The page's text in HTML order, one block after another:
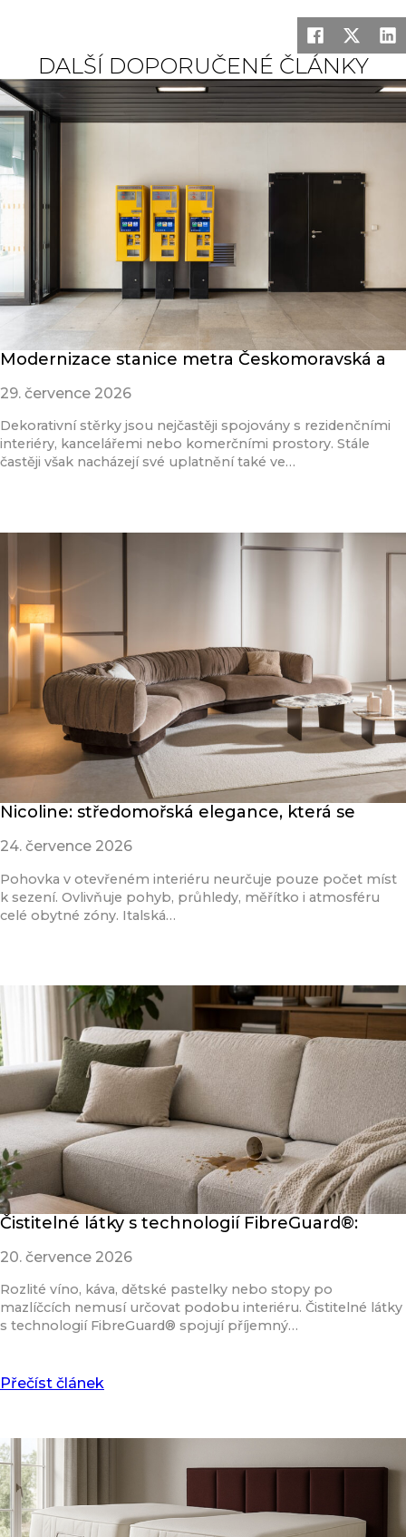
DALŠÍ DOPORUČENÉ ČLÁNKY
Modernizace stanice metra Českomoravská a
29. července 2026
Dekorativní stěrky jsou nejčastěji spojovány s rezidenčními
interiéry, kancelářemi nebo komerčními prostory. Stále
častěji však nacházejí své uplatnění také ve…
Nicoline: středomořská elegance, která se
24. července 2026
Pohovka v otevřeném interiéru neurčuje pouze počet míst
k sezení. Ovlivňuje pohyb, průhledy, měřítko i atmosféru
celé obytné zóny. Italská…
Čistitelné látky s technologií FibreGuard®:
20. července 2026
Rozlité víno, káva, dětské pastelky nebo stopy po
mazlíčcích nemusí určovat podobu interiéru. Čistitelné látky
s technologií FibreGuard® spojují příjemný…
Přečíst článek